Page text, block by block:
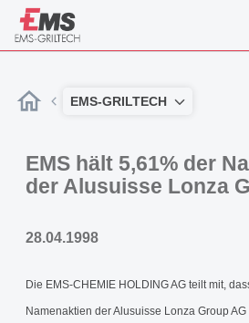
EMS-GRILTECH
EMS hält 5,61% der
der Alusuisse Lonza
28.04.1998
Die EMS-CHEMIE HOLDING AG teilt mit,
Namenaktien der Alusuisse Lonza Group